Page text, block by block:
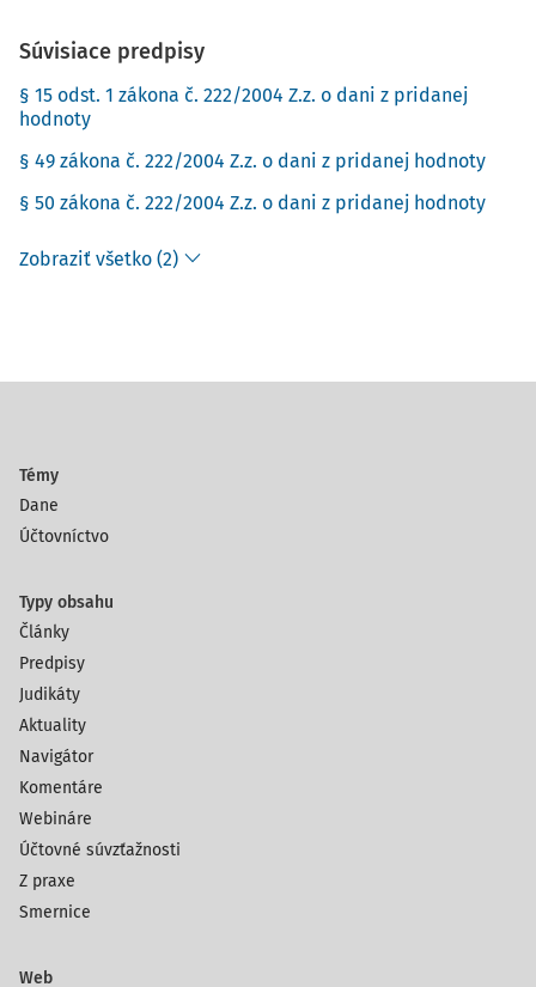
Súvisiace predpisy
§ 15 odst. 1 zákona č. 222/2004 Z.z. o dani z pridanej
hodnoty
§ 49 zákona č. 222/2004 Z.z. o dani z pridanej hodnoty
§ 50 zákona č. 222/2004 Z.z. o dani z pridanej hodnoty
Zobraziť všetko (2)
Témy
Dane
Účtovníctvo
Typy obsahu
Články
Predpisy
Judikáty
Aktuality
Navigátor
Komentáre
Webináre
Účtovné súvzťažnosti
Z praxe
Smernice
Web